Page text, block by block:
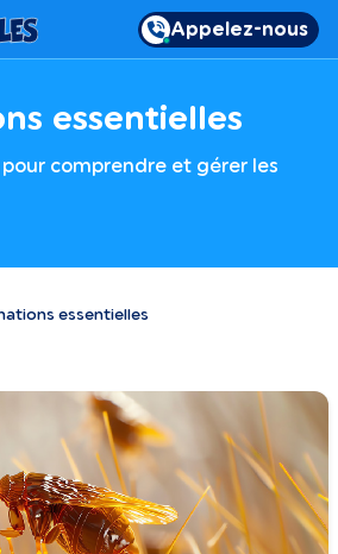
Appelez-nous
essentielles
comprendre et gérer les
essentielles